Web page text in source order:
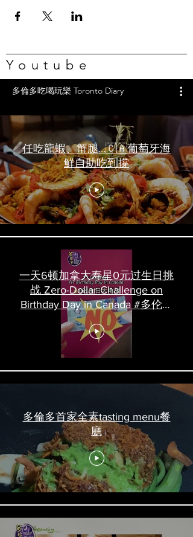
Youtube
多倫多吃喝玩樂 Toronto Diary
任吃龍蝦、蟹腿…🇨🇦葡萄牙海
鮮自助吃到撐
一天6顿加拿大寿星0元过生日挑
战 Zero-Dollar Challenge on
Birthday Day in Canada #多伦多
吃喝玩乐 #多伦多美食
#torontofood
多倫多首家全素tasting menu餐
廳